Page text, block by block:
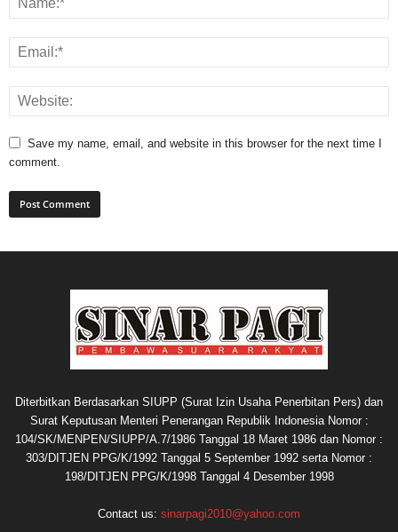
Save my name, email, and website in this browser for the next time I
comment.
Diterbitkan Berdasarkan SIUPP (Surat Izin Usaha Penerbitan Pers) dan
Surat Keputusan Menteri Penerangan Republik Indonesia Nomor :
104/SK/MENPEN/SIUPP/A.7/1986 Tanggal 18 Maret 1986 dan Nomor :
303/DITJEN PPG/K/1992 Tanggal 5 September 1992 serta Nomor :
198/DITJEN PPG/K/1998 Tanggal 4 Desember 1998
Contact us: sinarpagi2010@yahoo.com